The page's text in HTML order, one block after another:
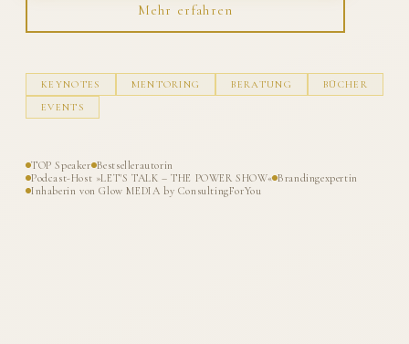
Mehr erfahren
KEYNOTES MENTORING BERATUNG
BÜCHER
EVENTS
TOP Speaker Bestsellerautorin
Podcast-Host »LET'S TALK – THE POWER SHOW« Brandingexpertin
Inhaberin von Glow MEDIA by ConsultingForYou